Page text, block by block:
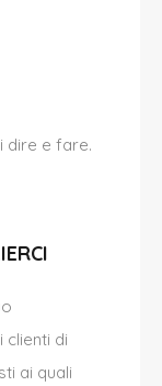
e fare.
di
ai quali